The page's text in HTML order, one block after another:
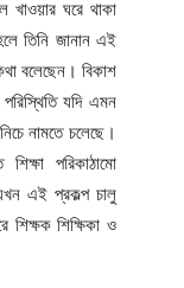
ঘরে থাকা
তিনি জানান এই
বলেছেন। বিকাশ
যদি এমন
নামতে চলেছে।
পরিকাঠামো
এই প্রকল্প চালু
শিক্ষিকা ও